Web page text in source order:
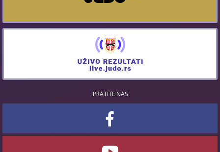
PRATITE NAS